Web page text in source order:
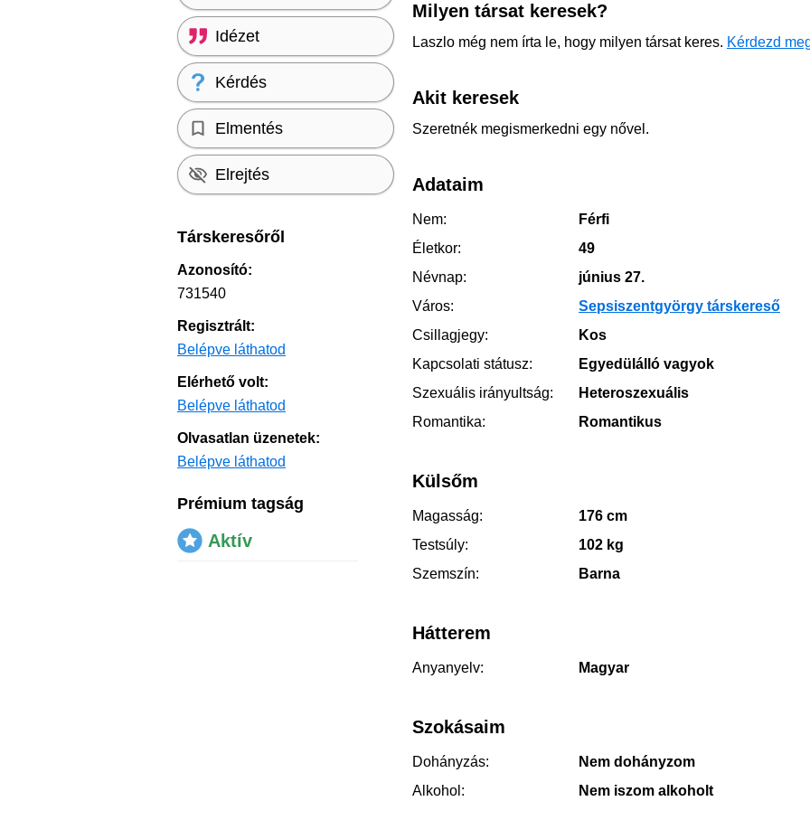
Milyen társat keresek?
Laszlo még nem írta le, hogy milyen társat keres. Kérdezd
Akit keresek
Szeretnék megismerkedni egy nővel.
Adataim
Nem:
Férfi
Életkor:
49
Névnap:
június 27.
Város:
Sepsiszentgyörgy társkereső
Csillagjegy:
Kos
Kapcsolati státusz:
Egyedülálló vagyok
Szexuális irányultság:
Heteroszexuális
Romantika:
Romantikus
Külsőm
Magasság:
176 cm
Testsúly:
102 kg
Szemszín:
Barna
Hátterem
Anyanyelv: Magyar
Szokásaim
Dohányzás:
Nem dohányzom
Alkohol:
Nem iszom alkoholt
Idézet
Kérdés
Elmentés
Elrejtés
Társkeresőről
Azonosító:
731540
Regisztrált:
Belépve láthatod
Elérhető volt:
Belépve láthatod
Olvasatlan üzenetek:
Belépve láthatod
Prémium tagság
Aktív